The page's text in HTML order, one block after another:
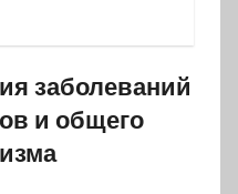
заболеваний
и общего